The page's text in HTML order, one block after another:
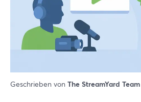
Geschrieben von The StreamYard Team